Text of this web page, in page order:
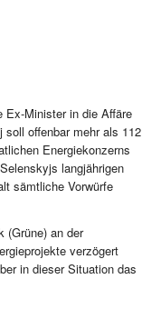
Ex-Minister in die Affäre
offenbar mehr als 112
Energiekonzerns
langjährigen
sämtliche Vorwürfe
(Grüne) an der
verzögert
in dieser Situation das